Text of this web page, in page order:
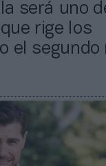
será uno
rige los
el segundo